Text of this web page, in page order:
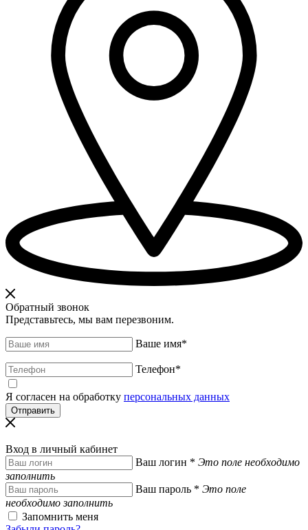
Обратный звонок
Представьтесь, мы вам перезвоним.
Ваше имя*
Телефон*
Я согласен на обработку персональных данных
Вход в личный кабинет
Ваш логин * Это поле необходимо
заполнить
Ваш пароль * Это поле
необходимо заполнить
Запомнить меня